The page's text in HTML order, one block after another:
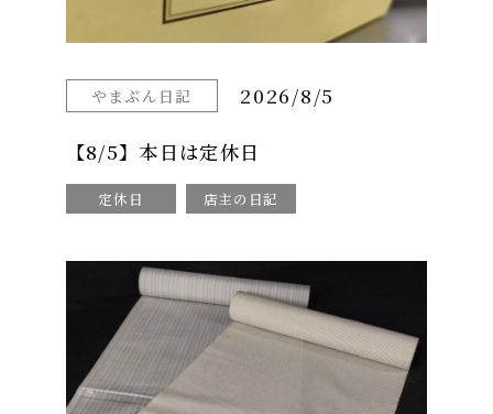
やまぶん日記 2026/8/5
【8/5】本日は定休日
定休日 店主の日記